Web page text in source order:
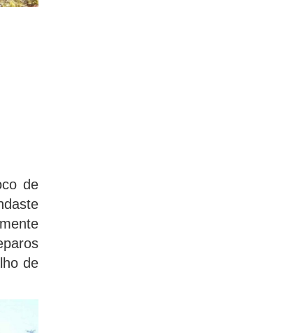
de
de